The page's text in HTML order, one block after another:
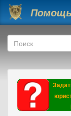
Перейти к
Форма
Поиск